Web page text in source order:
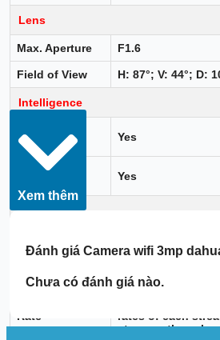
Lens
Max. Aperture F1.6
Field of View H: 87°; V: 44°; D:
Intelligence
Detection
Yes
Human
Yes
Video
Compression
H.265
Rate
Main stream: 2304
sub stream: 640 ×
rates of each
streams, the
Xem thêm
Đánh giáCamera wifi 3mp
Chưa có đánh giá nào.